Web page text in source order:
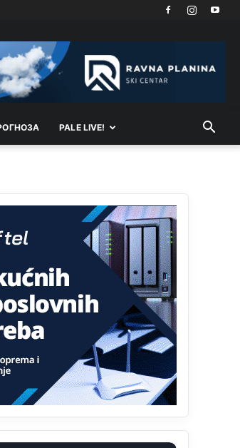
PALE LIVE!
јуче 11:30
o informaciono-komunikacionim
čak 33,4% domaćinstava u BiH
ili tablet
internet, niti ima pristup
da se umjesto dosadašnjeg
kružić ispred kandidata mora u
(popuniti) uvedeno je isključivo
jeste unijelo opravdan strah,
su u pitanju starije osobe, osobe
ili drhtavom rukom
јуче
biraci.